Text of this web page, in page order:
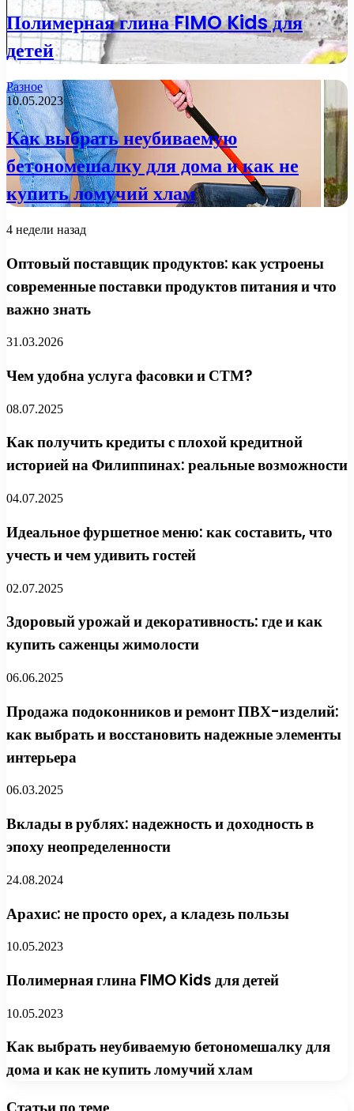
Полимерная глина FIMO Kids для
детей
Разное
10.05.2023
Как выбрать неубиваемую
бетономешалку для дома и как не
купить ломучий хлам
4 недели назад
Оптовый поставщик продуктов: как устроены
современные поставки продуктов питания и что
важно знать
31.03.2026
Чем удобна услуга фасовки и СТМ?
08.07.2025
Как получить кредиты с плохой кредитной
историей на Филиппинах: реальные возможности
04.07.2025
Идеальное фуршетное меню: как составить, что
учесть и чем удивить гостей
02.07.2025
Здоровый урожай и декоративность: где и как
купить саженцы жимолости
06.06.2025
Продажа подоконников и ремонт ПВХ-изделий:
как выбрать и восстановить надежные элементы
интерьера
06.03.2025
Вклады в рублях: надежность и доходность в
эпоху неопределенности
24.08.2024
Арахис: не просто орех, а кладезь пользы
10.05.2023
Полимерная глина FIMO Kids для детей
10.05.2023
Как выбрать неубиваемую бетономешалку для
дома и как не купить ломучий хлам